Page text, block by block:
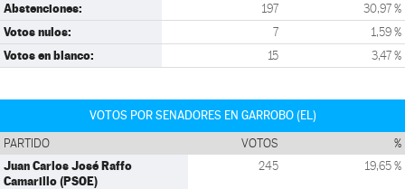
Abstenciones: 197 30,97 %
Votos nulos: 7 1,59 %
Votos en blanco: 15 3,47 %
VOTOS POR SENADORES EN GARROBO (EL)
PARTIDO VOTOS %
Juan Carlos José Raffo
Camarillo (PSOE)
245 19,65 %